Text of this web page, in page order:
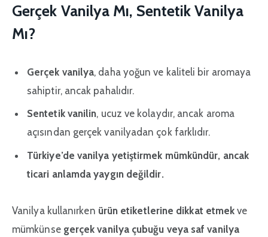
Gerçek Vanilya Mı, Sentetik Vanilya
Mı?
Gerçek vanilya, daha yoğun ve kaliteli bir aromaya
sahiptir, ancak pahalıdır.
Sentetik vanilin, ucuz ve kolaydır, ancak aroma
açısından gerçek vanilyadan çok farklıdır.
Türkiye’de vanilya yetiştirmek mümkündür, ancak
ticari anlamda yaygın değildir.
Vanilya kullanırken ürün etiketlerine dikkat etmek ve
mümkünse gerçek vanilya çubuğu veya saf vanilya